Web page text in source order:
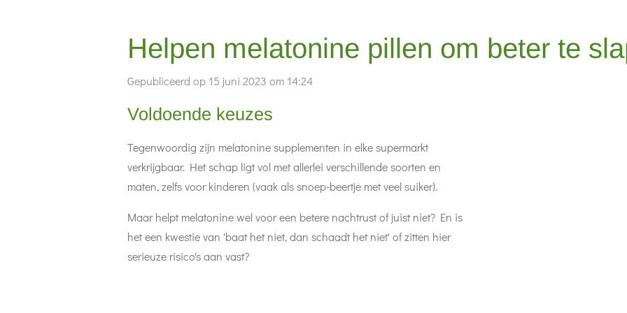
Helpen melatonine pillen om beter te
Gepubliceerd op 15 juni 2023 om 14:24
Voldoende keuzes
Tegenwoordig zijn melatonine supplementen in elke supermarkt
verkrijgbaar. Het schap ligt vol met allerlei verschillende soorten en
maten, zelfs voor kinderen (vaak als snoep-beertje met veel suiker).
Maar helpt melatonine wel voor een betere nachtrust of juist niet? En is
het een kwestie van 'baat het niet, dan schaadt het niet' of zitten hier
serieuze risico's aan vast?